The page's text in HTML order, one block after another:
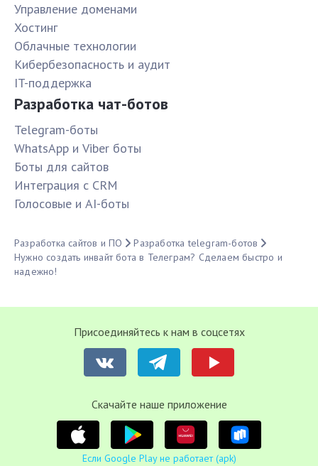
Управление доменами
Хостинг
Облачные технологии
Кибербезопасность и аудит
IT-поддержка
Разработка чат-ботов
Telegram-боты
WhatsApp и Viber боты
Боты для сайтов
Интеграция с CRM
Голосовые и AI-боты
Разработка сайтов и ПО
Разработка telegram-ботов
Нужно создать инвайт бота в Телеграм? Сделаем быстро и
надежно!
Присоединяйтесь к нам в соцсетях
Cкачайте наше приложение
Если Google Play не работает (apk)